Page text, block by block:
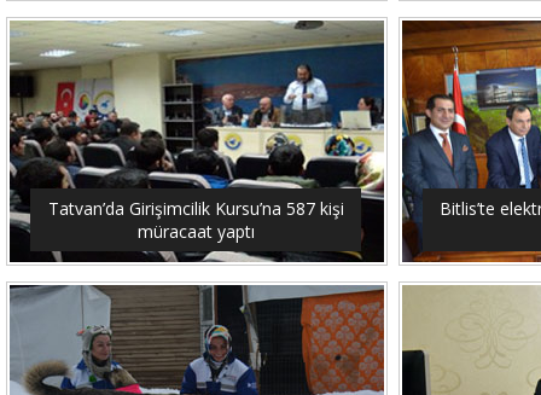
Tatvan’da Girişimcilik Kursu’na 587 kişi
müracaat yaptı
Bitlis’te